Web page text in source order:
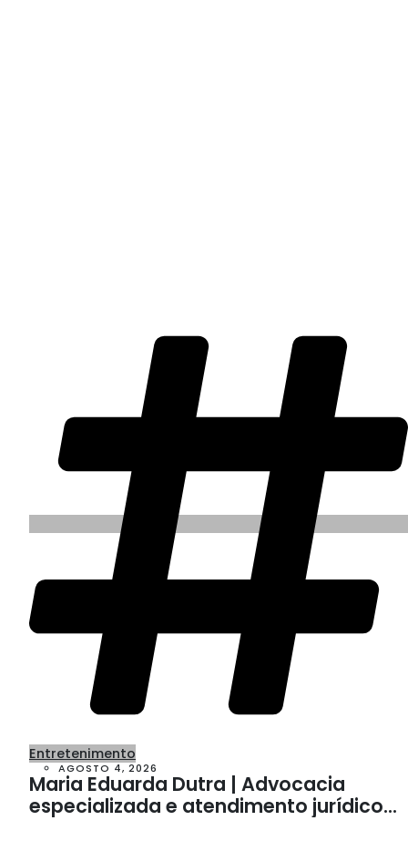
Entretenimento
AGOSTO 4, 2026
Maria Eduarda Dutra | Advocacia
especializada e atendimento jurídico